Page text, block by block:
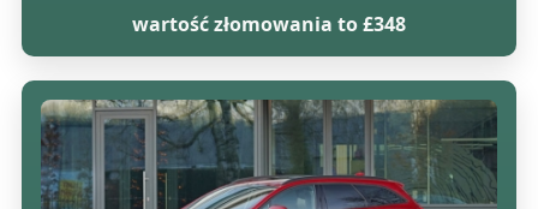
wartość złomowania to £348